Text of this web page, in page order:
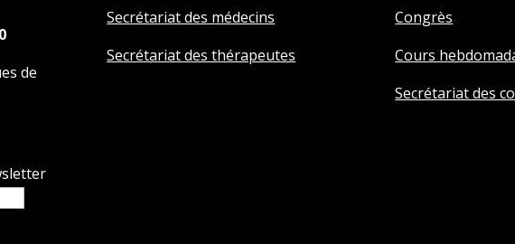
de
Secrétariat des médecins
Secrétariat des thérapeutes
Congrès
Cours
Secrétariat des